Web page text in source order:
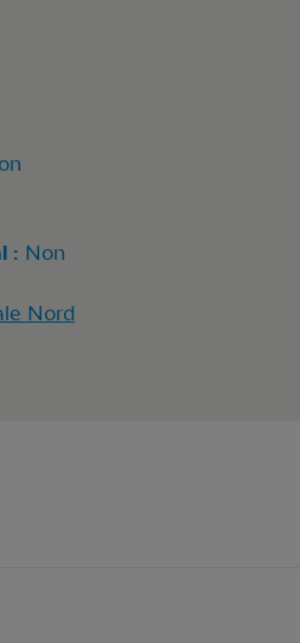
: Non
Nord